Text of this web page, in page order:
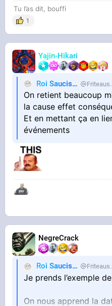
Ça marche pas pour
pas
Tu l’as dit, bouffi
1
Yajin-Hikari
Roi Saucisse Friteausucre
On retient beaucoup
la cause effet
Et en mettant ça en
événements
NegreCrack
Roi Saucisse
Je prends l’exemple
On nous apprend la